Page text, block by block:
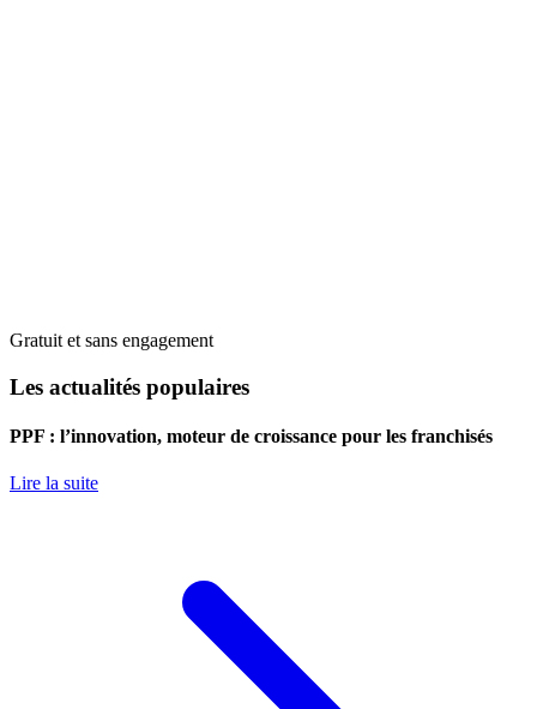
Gratuit et sans engagement
Les actualités populaires
PPF : l’innovation, moteur de croissance pour les franchisés
Lire la suite